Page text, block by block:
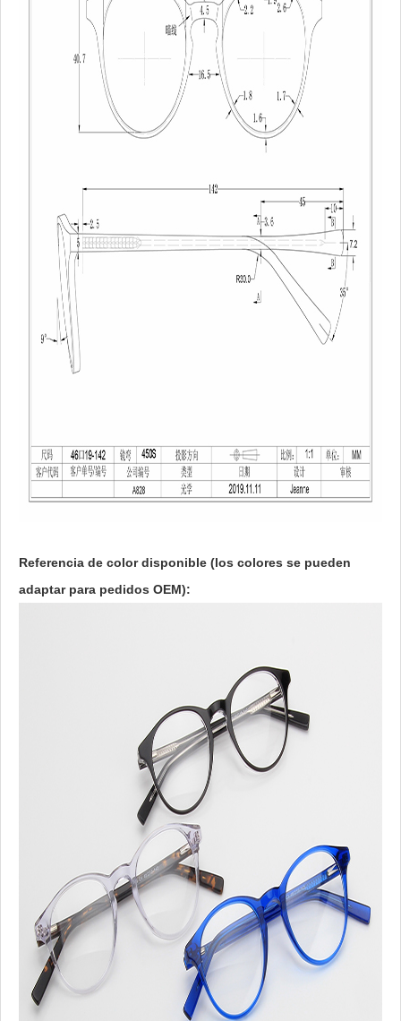
Referencia de color disponible (los colores se pueden
adaptar para pedidos OEM):